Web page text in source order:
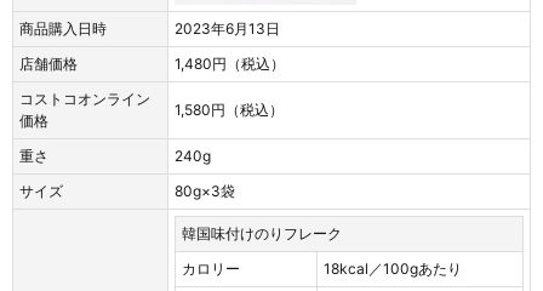
商品購入日時
2023年6月13日
店舗価格
1,480円（税込）
コストコオンライン
価格
1,580円（税込）
重さ
240g
サイズ
80g×3袋
韓国味付けのりフレーク
カロリー
18kcal／100gあたり